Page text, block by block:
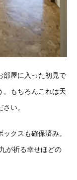
部屋に入った初見で
。もちろんこれは天
い。
クスも確保済み。
が祈る幸せほどの